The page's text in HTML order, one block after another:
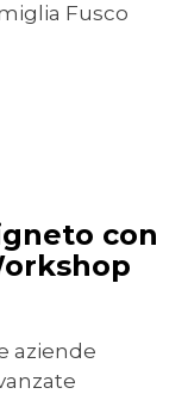
Fusco
con
aziende